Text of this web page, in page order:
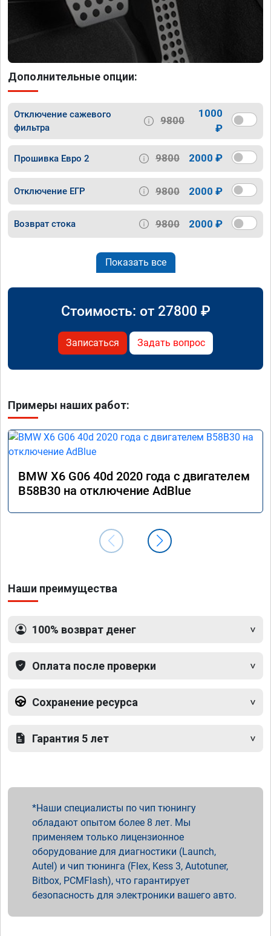
Дополнительные опции:
Отключение сажевого
фильтра
9800
1000
₽
Прошивка Евро 2 9800 2000 ₽
Отключение ЕГР 9800 2000 ₽
Возврат стока 9800 2000 ₽
Показать все
Стоимость: от 27800 ₽
Записаться Задать вопрос
Примеры наших работ:
BMW X6 G06 40d 2020 года с двигателем
B58B30 на отключение AdBlue
Наши преимущества
100% возврат денег
Оплата после проверки
Сохранение ресурса
Гарантия 5 лет
Наши специалисты по чип тюнингу
обладают опытом более 8 лет. Мы
применяем только лицензионное
оборудование для диагностики (Launch,
Autel) и чип тюнинга (Flex, Kess 3, Autotuner,
Bitbox, PCMFlash), что гарантирует
безопасность для электроники вашего авто.